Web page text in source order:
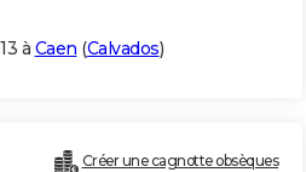
à Caen (Calvados)
Créer une cagnotte obsèques